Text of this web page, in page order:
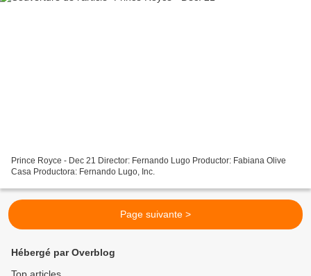
Prince Royce - Dec 21 Director: Fernando Lugo Productor: Fabiana Olive
Casa Productora: Fernando Lugo, Inc.
Page suivante >
Hébergé par Overblog